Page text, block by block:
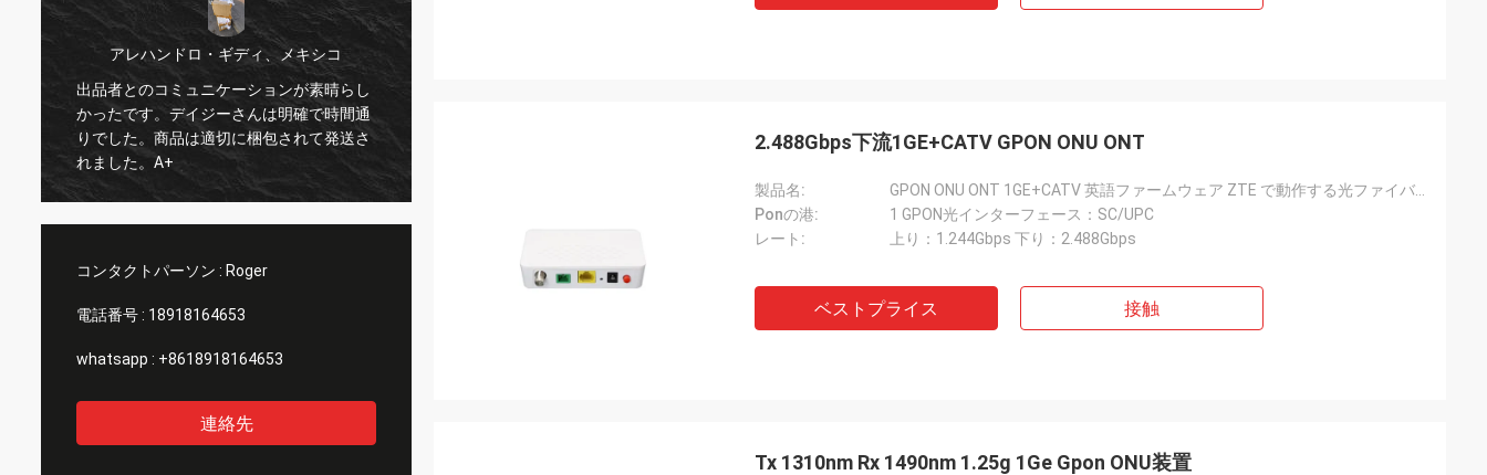
アレハンドロ・ギディ、メキシコ
出品者とのコミュニケーションが素晴らし
かったです。デイジーさんは明確で時間通
りでした。商品は適切に梱包されて発送さ
れました。A+
応が早いです。
コンタクトパーソン : Roger
電話番号 : 18918164653
whatsapp : +8618918164653
連絡先
2.488Gbps下流1GE+CATV GPON ONU ONT
製品名:
Ponの港:
1 GPON光インターフェース：SC/UPC
レート:
上り：1.244Gbps 下り：2.488Gbps
ベストプライス 接触
Tx 1310nm Rx 1490nm 1.25g 1Ge Gpon ONU装置